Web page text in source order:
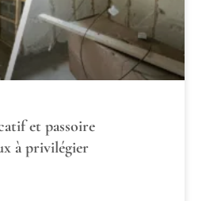
et passoire
à privilégier